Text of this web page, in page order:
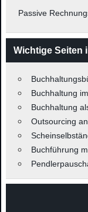
Passive
Wichtige Seiten
Buchhaltung
Buchhaltung
Outsourcing
Buchführung